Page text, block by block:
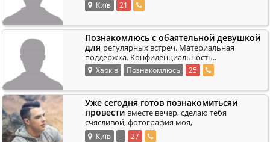
Київ 21
Познакомлюсь с обаятельной девушкой
для регулярных встреч. Материальная
поддержка. Конфиденциальность..
Харків Познакомлюсь 25
Уже сегодня готов познакомитьсяи
провести вместе вечер, сделаю тебя
счясливой, фотография моя,
конфиденциальность гарантирую.
Київ 27